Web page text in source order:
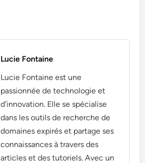
Lucie Fontaine
Lucie Fontaine est une
passionnée de technologie et
d'innovation. Elle se spécialise
dans les outils de recherche de
domaines expirés et partage ses
connaissances à travers des
articles et des tutoriels. Avec un